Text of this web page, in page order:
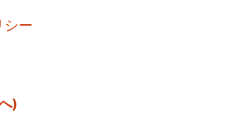
シー
)